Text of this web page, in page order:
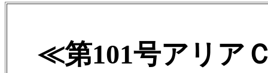
≪第101号アリア